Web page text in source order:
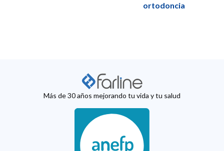
ortodoncia
Más de 30 años mejorando tu vida y tu salud